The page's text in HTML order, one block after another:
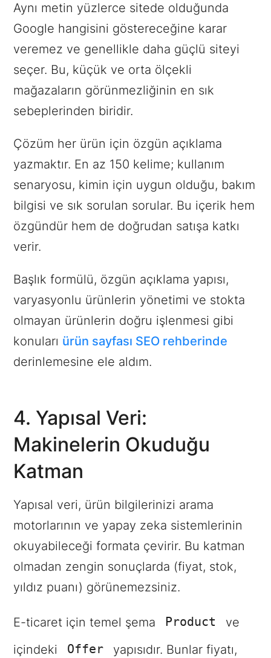
Aynı metin yüzlerce sitede olduğunda
Google hangisini göstereceğine karar
veremez ve genellikle daha güçlü siteyi
seçer. Bu, küçük ve orta ölçekli
mağazaların görünmezliğinin en sık
sebeplerinden biridir.
Çözüm her ürün için özgün açıklama
yazmaktır. En az 150 kelime; kullanım
senaryosu, kimin için uygun olduğu, bakım
bilgisi ve sık sorulan sorular. Bu içerik hem
özgündür hem de doğrudan satışa katkı
verir.
Başlık formülü, özgün açıklama yapısı,
varyasyonlu ürünlerin yönetimi ve stokta
olmayan ürünlerin doğru işlenmesi gibi
konuları ürün sayfası SEO rehberinde
derinlemesine ele aldım.
4. Yapısal Veri:
Makinelerin Okuduğu
Katman
Yapısal veri, ürün bilgilerinizi arama
motorlarının ve yapay zeka sistemlerinin
okuyabileceği formata çevirir. Bu katman
olmadan zengin sonuçlarda (fiyat, stok,
yıldız puanı) görünemezsiniz.
E-ticaret için temel şema Product
ve
içindeki
Offer
yapısıdır. Bunlar fiyatı,